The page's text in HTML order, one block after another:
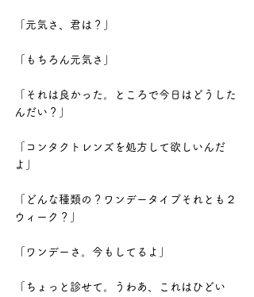
「元気さ、君は？」
「もちろん元気さ」
「それは良かった。ところで今日はどうした
んだい？」
「コンタクトレンズを処方して欲しいんだ
よ」
「どんな種類の？ワンデータイプそれとも２
ウィーク？」
「ワンデーさ。今もしてるよ」
「ちょっと診せて。うわあ、これはひどい